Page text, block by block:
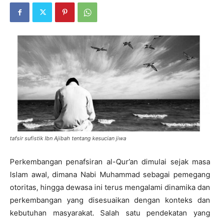
tafsir sufistik Ibn Ajibah tentang kesucian jiwa
Perkembangan penafsiran al-Qur’an dimulai sejak masa
Islam awal, dimana Nabi Muhammad sebagai pemegang
otoritas, hingga dewasa ini terus mengalami dinamika dan
perkembangan yang disesuaikan dengan konteks dan
kebutuhan masyarakat. Salah satu pendekatan yang